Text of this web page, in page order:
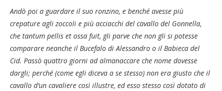
Andò poi a guardare il suo ronzino, e benché avesse più
crepature agli zoccoli e più acciacchi del cavallo del Gonnella,
che tantum pellis et ossa fuit, gli parve che non gli si potesse
comparare neanche il Bucefalo di Alessandro o il Babieca del
Cid. Passò quattro giorni ad almanaccare che nome dovesse
dargli; perché (come egli diceva a se stesso) non era giusto che il
cavallo d’un cavaliere così illustre, ed esso stesso così dotato di